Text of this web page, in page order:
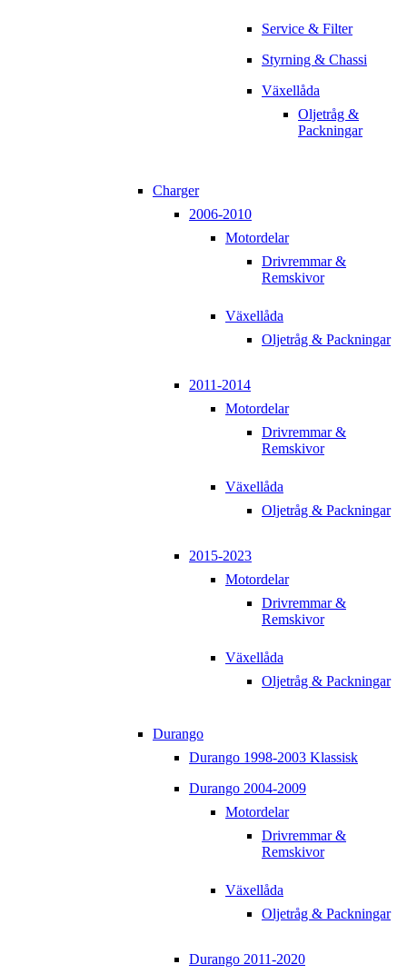
Service & Filter
Styrning & Chassi
Växellåda
Oljetråg &
Packningar
Charger
2006-2010
Motordelar
Drivremmar &
Remskivor
Växellåda
Oljetråg & Packningar
2011-2014
Motordelar
Drivremmar &
Remskivor
Växellåda
Oljetråg & Packningar
2015-2023
Motordelar
Drivremmar &
Remskivor
Växellåda
Oljetråg & Packningar
Durango
Durango 1998-2003 Klassisk
Durango 2004-2009
Motordelar
Drivremmar &
Remskivor
Växellåda
Oljetråg & Packningar
Durango 2011-2020